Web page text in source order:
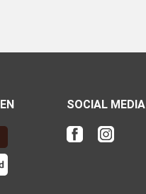
SOCIAL MEDIA